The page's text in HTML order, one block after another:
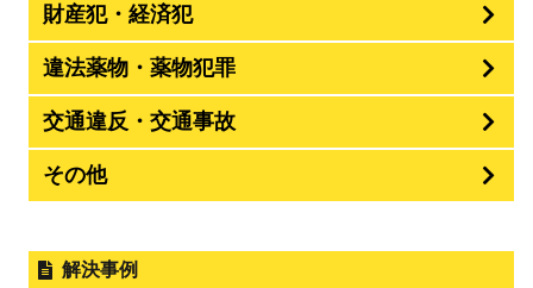
財産犯・経済犯
違法薬物・薬物犯罪
交通違反・交通事故
その他
解決事例